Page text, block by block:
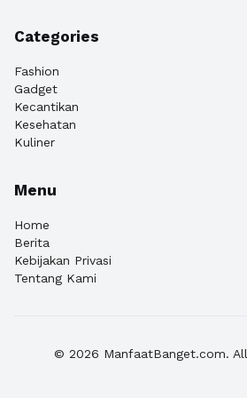
Categories
Fashion
Gadget
Kecantikan
Kesehatan
Kuliner
Menu
Home
Berita
Kebijakan Privasi
Tentang Kami
© 2026 ManfaatBanget.com.